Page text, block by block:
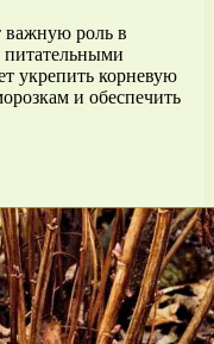
важную роль в
питательными
укрепить корневую
и обеспечить